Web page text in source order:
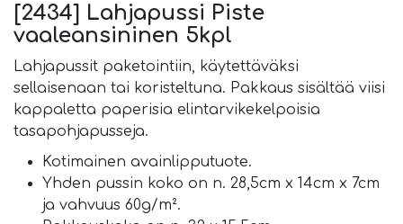
[2434] Lahjapussi Piste
vaaleansininen 5kpl
Lahjapussit paketointiin, käytettäväksi
sellaisenaan tai koristeltuna. Pakkaus sisältää viisi
kappaletta paperisia elintarvikekelpoisia
tasapohjapusseja.
Kotimainen avainlipputuote.
Yhden pussin koko on n. 28,5cm x 14cm x 7cm
ja vahvuus 60g/m².